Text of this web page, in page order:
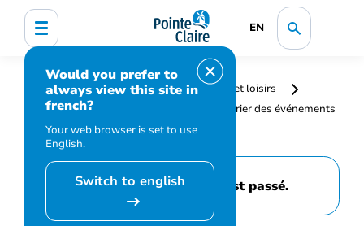
EN
Would you prefer to
always view this site in
french?
Your web browser is set to use
English.
Switch to english
Accueil
Bibliothèque, culture, sports et loisirs
Programmation et inscription
Calendrier des événements
et activités
Danse créative
Cet événement est passé.